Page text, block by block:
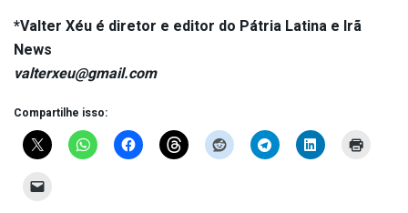
*Valter Xéu é diretor e editor do Pátria Latina e Irã
News
valterxeu@gmail.com
Compartilhe isso: